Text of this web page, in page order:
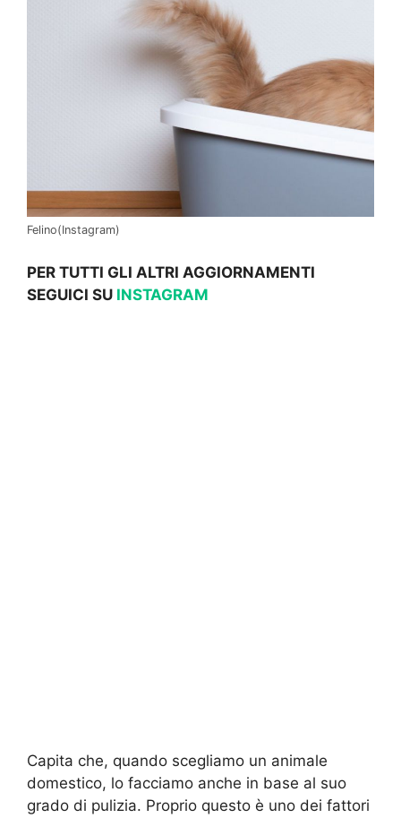
Felino(Instagram)
PER TUTTI GLI ALTRI AGGIORNAMENTI
SEGUICI SU INSTAGRAM
Capita che, quando scegliamo un animale
domestico, lo facciamo anche in base al suo
grado di pulizia. Proprio questo è uno dei fattori